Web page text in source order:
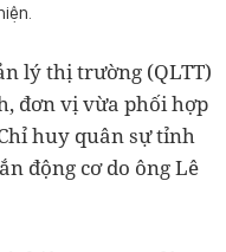
lý thị trường (QLTT)
đơn vị vừa phối hợp
huy quân sự tỉnh
động cơ do ông Lê